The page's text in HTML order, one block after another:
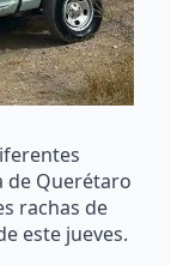
de Querétaro
rachas de
este jueves.